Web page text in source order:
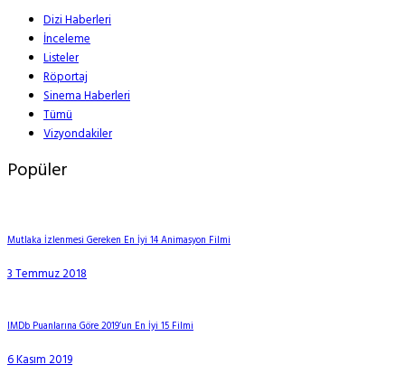
Dizi Haberleri
İnceleme
Listeler
Röportaj
Sinema Haberleri
Tümü
Vizyondakiler
Popüler
Mutlaka İzlenmesi Gereken En İyi 14 Animasyon Filmi
3 Temmuz 2018
IMDb Puanlarına Göre 2019’un En İyi 15 Filmi
6 Kasım 2019